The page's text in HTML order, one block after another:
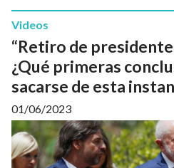
“Retiro de
¿Qué primeras
sacarse de esta
Videos
01/06/2023